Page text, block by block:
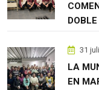
31
LA
EN